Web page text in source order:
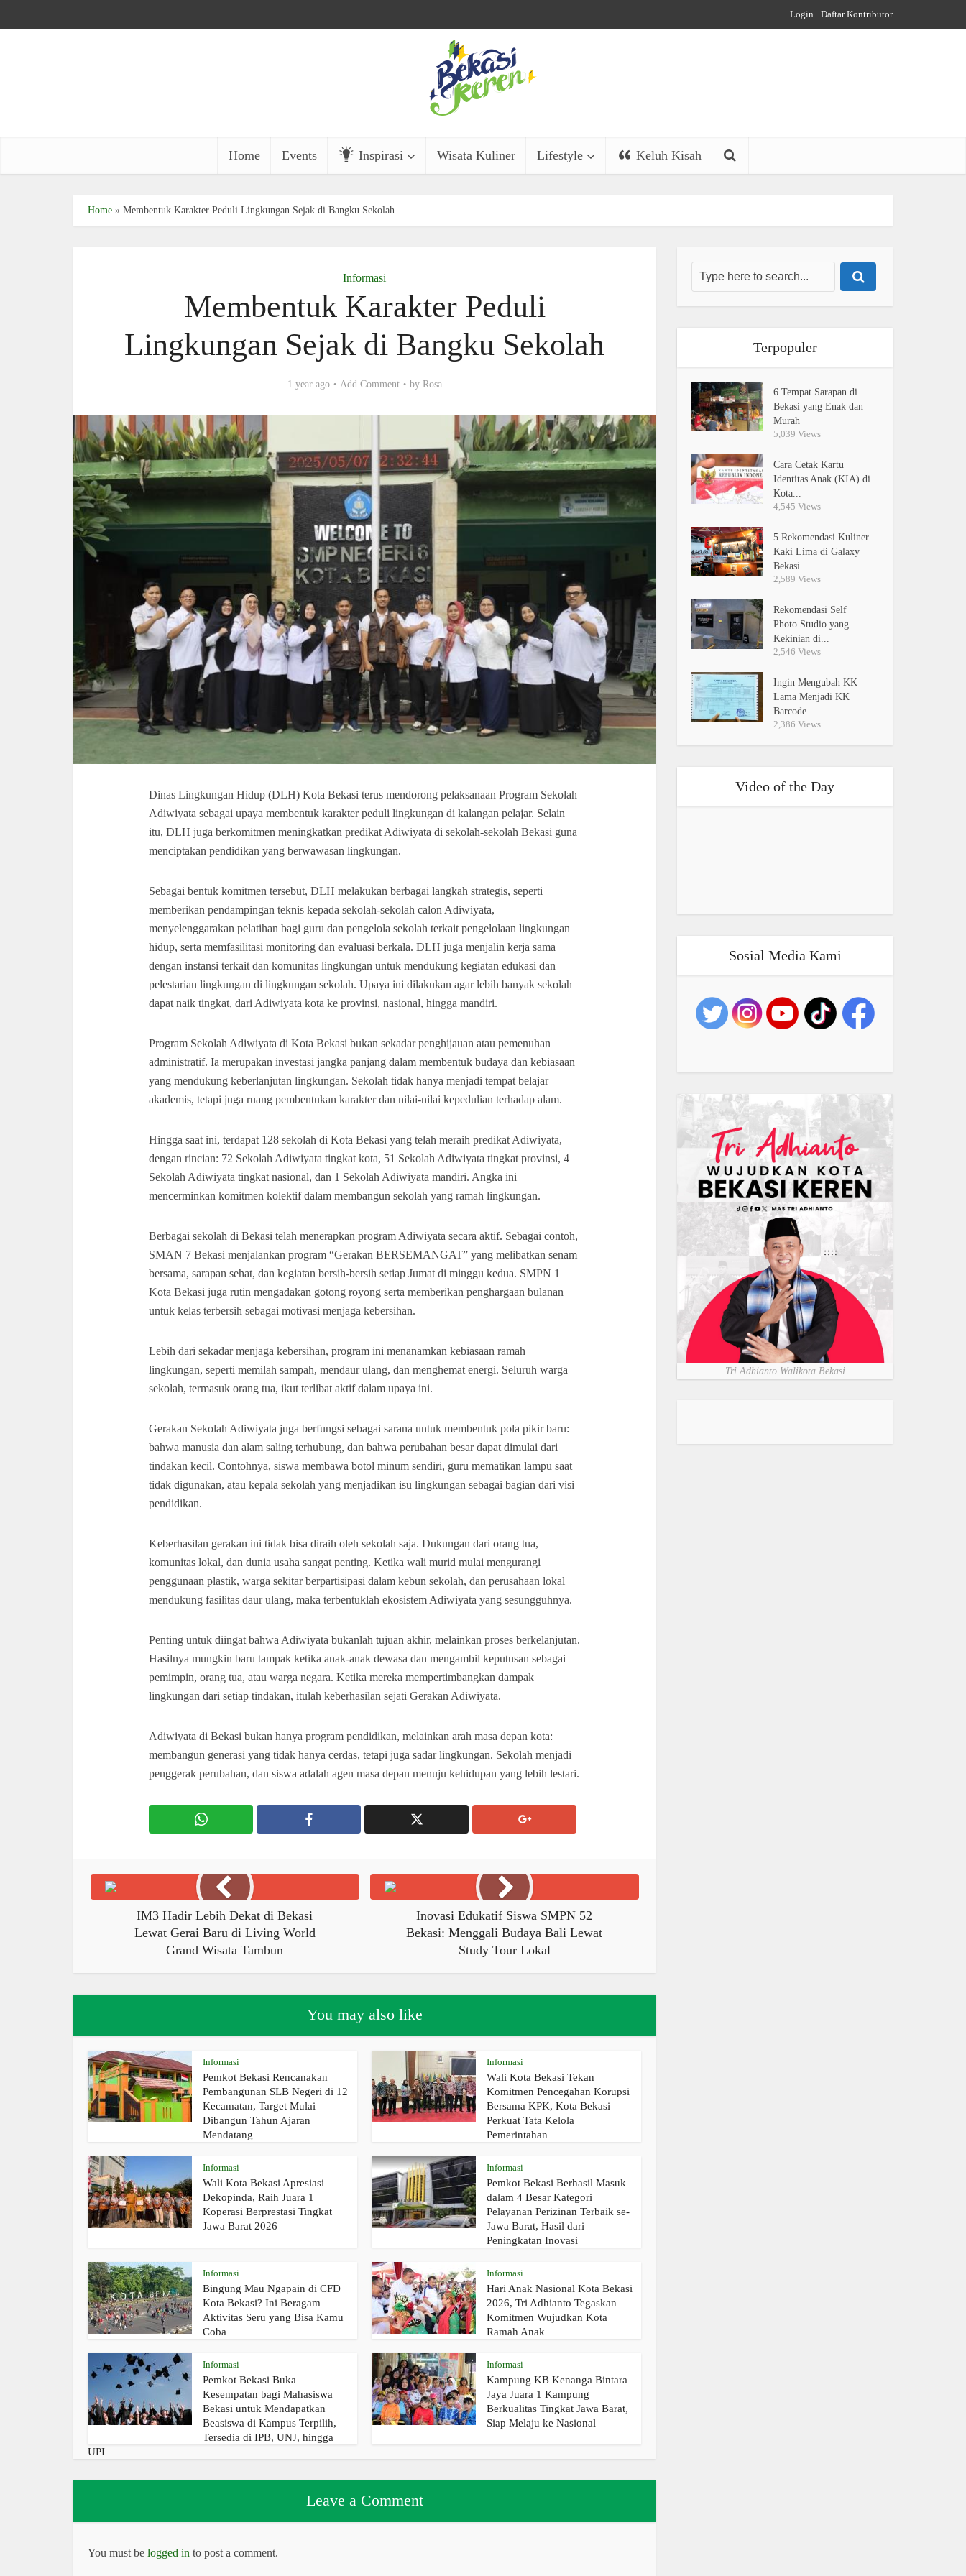
Login Daftar Kontributor
Home Events Inspirasi Wisata Kuliner Lifestyle Keluh Kisah
Home » Membentuk Karakter Peduli Lingkungan Sejak di Bangku Sekolah
Informasi
Membentuk Karakter Peduli
Lingkungan Sejak di Bangku Sekolah
1 year ago Add Comment by Rosa
Dinas Lingkungan Hidup (DLH) Kota Bekasi terus mendorong pelaksanaan Program Sekolah
Adiwiyata sebagai upaya membentuk karakter peduli lingkungan di kalangan pelajar. Selain
itu, DLH juga berkomitmen meningkatkan predikat Adiwiyata di sekolah-sekolah Bekasi guna
menciptakan pendidikan yang berwawasan lingkungan.
Sebagai bentuk komitmen tersebut, DLH melakukan berbagai langkah strategis, seperti
memberikan pendampingan teknis kepada sekolah-sekolah calon Adiwiyata,
menyelenggarakan pelatihan bagi guru dan pengelola sekolah terkait pengelolaan lingkungan
hidup, serta memfasilitasi monitoring dan evaluasi berkala. DLH juga menjalin kerja sama
dengan instansi terkait dan komunitas lingkungan untuk mendukung kegiatan edukasi dan
pelestarian lingkungan di lingkungan sekolah. Upaya ini dilakukan agar lebih banyak sekolah
dapat naik tingkat, dari Adiwiyata kota ke provinsi, nasional, hingga mandiri.
Program Sekolah Adiwiyata di Kota Bekasi bukan sekadar penghijauan atau pemenuhan
administratif. Ia merupakan investasi jangka panjang dalam membentuk budaya dan kebiasaan
yang mendukung keberlanjutan lingkungan. Sekolah tidak hanya menjadi tempat belajar
akademis, tetapi juga ruang pembentukan karakter dan nilai-nilai kepedulian terhadap alam.
Hingga saat ini, terdapat 128 sekolah di Kota Bekasi yang telah meraih predikat Adiwiyata,
dengan rincian: 72 Sekolah Adiwiyata tingkat kota, 51 Sekolah Adiwiyata tingkat provinsi, 4
Sekolah Adiwiyata tingkat nasional, dan 1 Sekolah Adiwiyata mandiri. Angka ini
mencerminkan komitmen kolektif dalam membangun sekolah yang ramah lingkungan.
Berbagai sekolah di Bekasi telah menerapkan program Adiwiyata secara aktif. Sebagai contoh,
SMAN 7 Bekasi menjalankan program “Gerakan BERSEMANGAT” yang melibatkan senam
bersama, sarapan sehat, dan kegiatan bersih-bersih setiap Jumat di minggu kedua. SMPN 1
Kota Bekasi juga rutin mengadakan gotong royong serta memberikan penghargaan bulanan
untuk kelas terbersih sebagai motivasi menjaga kebersihan.
Lebih dari sekadar menjaga kebersihan, program ini menanamkan kebiasaan ramah
lingkungan, seperti memilah sampah, mendaur ulang, dan menghemat energi. Seluruh warga
sekolah, termasuk orang tua, ikut terlibat aktif dalam upaya ini.
Gerakan Sekolah Adiwiyata juga berfungsi sebagai sarana untuk membentuk pola pikir baru:
bahwa manusia dan alam saling terhubung, dan bahwa perubahan besar dapat dimulai dari
tindakan kecil. Contohnya, siswa membawa botol minum sendiri, guru mematikan lampu saat
tidak digunakan, atau kepala sekolah yang menjadikan isu lingkungan sebagai bagian dari visi
pendidikan.
Keberhasilan gerakan ini tidak bisa diraih oleh sekolah saja. Dukungan dari orang tua,
komunitas lokal, dan dunia usaha sangat penting. Ketika wali murid mulai mengurangi
penggunaan plastik, warga sekitar berpartisipasi dalam kebun sekolah, dan perusahaan lokal
mendukung fasilitas daur ulang, maka terbentuklah ekosistem Adiwiyata yang sesungguhnya.
Penting untuk diingat bahwa Adiwiyata bukanlah tujuan akhir, melainkan proses berkelanjutan.
Hasilnya mungkin baru tampak ketika anak-anak dewasa dan mengambil keputusan sebagai
pemimpin, orang tua, atau warga negara. Ketika mereka mempertimbangkan dampak
lingkungan dari setiap tindakan, itulah keberhasilan sejati Gerakan Adiwiyata.
Adiwiyata di Bekasi bukan hanya program pendidikan, melainkan arah masa depan kota:
membangun generasi yang tidak hanya cerdas, tetapi juga sadar lingkungan. Sekolah menjadi
penggerak perubahan, dan siswa adalah agen masa depan menuju kehidupan yang lebih lestari.
IM3 Hadir Lebih Dekat di Bekasi
Lewat Gerai Baru di Living World
Grand Wisata Tambun
Inovasi Edukatif Siswa SMPN 52
Bekasi: Menggali Budaya Bali Lewat
Study Tour Lokal
You may also like
Informasi
Pemkot Bekasi Rencanakan
Pembangunan SLB Negeri di 12
Kecamatan, Target Mulai
Dibangun Tahun Ajaran
Mendatang
Informasi
Wali Kota Bekasi Tekan
Komitmen Pencegahan Korupsi
Bersama KPK, Kota Bekasi
Perkuat Tata Kelola
Pemerintahan
Informasi
Wali Kota Bekasi Apresiasi
Dekopinda, Raih Juara 1
Koperasi Berprestasi Tingkat
Jawa Barat 2026
Informasi
Pemkot Bekasi Berhasil Masuk
dalam 4 Besar Kategori
Pelayanan Perizinan Terbaik se-
Jawa Barat, Hasil dari
Peningkatan Inovasi
Informasi
Bingung Mau Ngapain di CFD
Kota Bekasi? Ini Beragam
Aktivitas Seru yang Bisa Kamu
Coba
Informasi
Hari Anak Nasional Kota Bekasi
2026, Tri Adhianto Tegaskan
Komitmen Wujudkan Kota
Ramah Anak
Informasi
Pemkot Bekasi Buka
Kesempatan bagi Mahasiswa
Bekasi untuk Mendapatkan
Beasiswa di Kampus Terpilih,
Tersedia di IPB, UNJ, hingga
UPI
Informasi
Kampung KB Kenanga Bintara
Jaya Juara 1 Kampung
Berkualitas Tingkat Jawa Barat,
Siap Melaju ke Nasional
Leave a Comment
You must be logged in to post a comment.
Terpopuler
6 Tempat Sarapan di
Bekasi yang Enak dan
Murah
5,039 Views
Cara Cetak Kartu
Identitas Anak (KIA) di
Kota...
4,545 Views
5 Rekomendasi Kuliner
Kaki Lima di Galaxy
Bekasi...
2,589 Views
Rekomendasi Self
Photo Studio yang
Kekinian di...
2,546 Views
Ingin Mengubah KK
Lama Menjadi KK
Barcode...
2,386 Views
Video of the Day
Sosial Media Kami
Tri Adhianto Walikota Bekasi